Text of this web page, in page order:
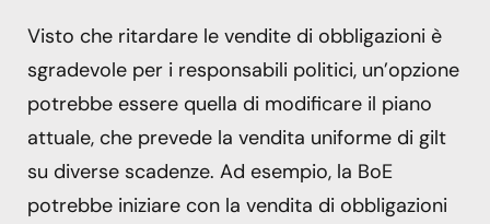
Visto che ritardare le vendite di obbligazioni è
sgradevole per i responsabili politici, un’opzione
potrebbe essere quella di modificare il piano
attuale, che prevede la vendita uniforme di gilt
su diverse scadenze. Ad esempio, la BoE
potrebbe iniziare con la vendita di obbligazioni